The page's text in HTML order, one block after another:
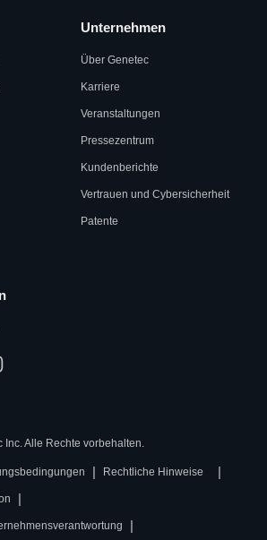
Unternehmen
Über Genetec
Karriere
Veranstaltungen
Pressezentrum
Kundenberichte
Vertrauen und Cybersicherheit
Patente
Alle Rechte vorbehalten.
| Rechtliche Hinweise |
|
|